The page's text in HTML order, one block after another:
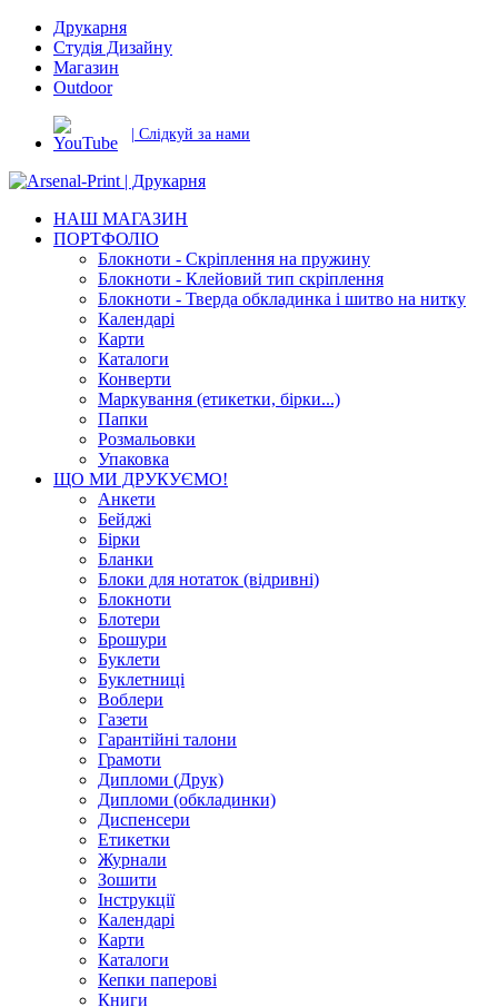
Друкарня
Студія Дизайну
Магазин
Outdoor
| Слідкуй за нами
НАШ МАГАЗИН
ПОРТФОЛІО
Блокноти - Скріплення на пружину
Блокноти - Клейовий тип скріплення
Блокноти - Тверда обкладинка і шитво на нитку
Календарі
Карти
Каталоги
Конверти
Маркування (етикетки, бірки...)
Папки
Розмальовки
Упаковка
ЩО МИ ДРУКУЄМО!
Анкети
Бейджі
Бірки
Бланки
Блоки для нотаток (відривні)
Блокноти
Блотери
Брошури
Буклети
Буклетниці
Воблери
Газети
Гарантійні талони
Грамоти
Дипломи (Друк)
Дипломи (обкладинки)
Диспенсери
Етикетки
Журнали
Зошити
Інструкції
Календарі
Карти
Каталоги
Кепки паперові
Книги